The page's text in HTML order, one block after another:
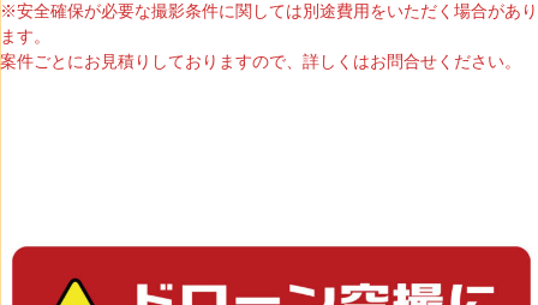
※安全確保が必要な撮影条件に関しては別途費用をいただく場合があり
ます。
案件ごとにお見積りしておりますので、詳しくはお問合せください。